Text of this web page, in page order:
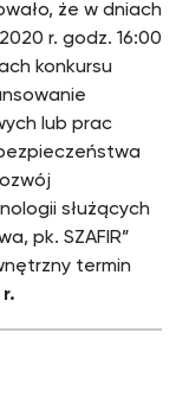
że w dniach
r. godz. 16:00
konkursu
lub prac
służących
pk. SZAFIR”
termin